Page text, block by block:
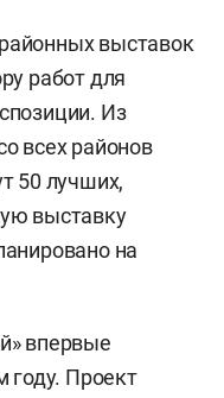
выставок
работ для
Из
всех районов
50 лучших,
выставку
на
впервые
году. Проект